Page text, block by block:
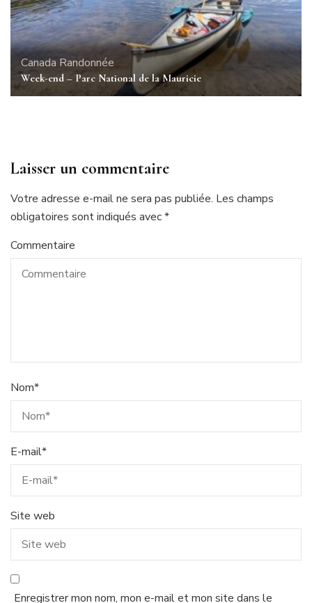
Canada Randonnée
Week-end – Parc National de la Mauricie
Laisser un commentaire
Votre adresse e-mail ne sera pas publiée. Les champs
obligatoires sont indiqués avec*
Commentaire
Nom*
E-mail*
Site web
Enregistrer mon nom, mon e-mail et mon site dans le